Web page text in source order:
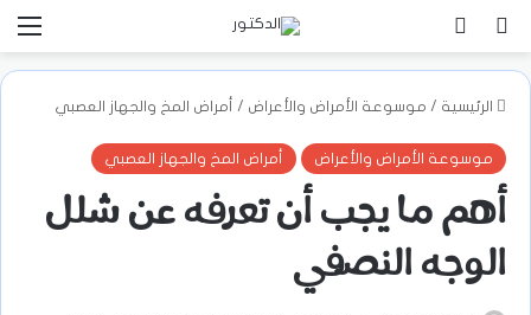
بحث عن
الرئيسية / موسوعة الأمراض والأعراض / أمراض المخ والجهاز العصبي
موسوعة الأمراض والأعراض أمراض المخ والجهاز العصبي
أهم ما يجب أن تعرفه عن شلل
الوجه النصفي